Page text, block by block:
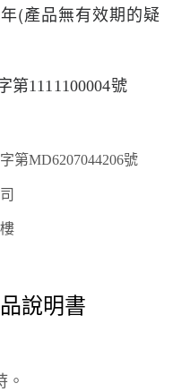
(產品無有效期的疑
第1111100004號
第MD6207044206號
說明書
。